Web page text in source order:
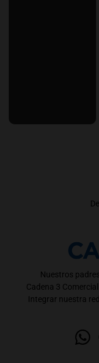
Nuestros
Cadena 3 Comercial
Integrar nuestra red